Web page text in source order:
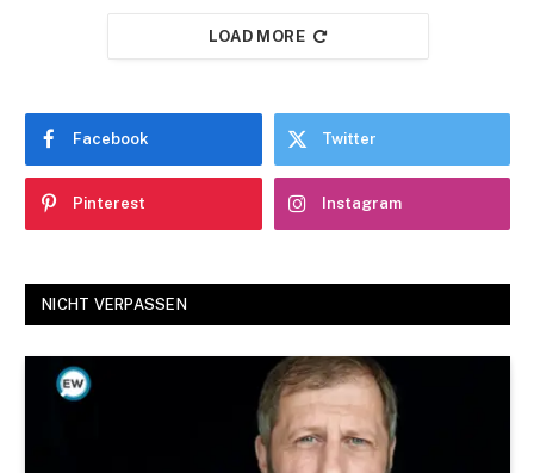
LOAD MORE
Facebook Twitter
Pinterest Instagram
NICHT VERPASSEN